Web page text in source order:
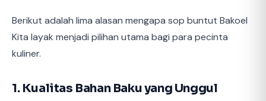
Berikut adalah lima alasan mengapa sop buntut Bakoel
Kita layak menjadi pilihan utama bagi para pecinta
kuliner.
1. Kualitas Bahan Baku yang Unggul